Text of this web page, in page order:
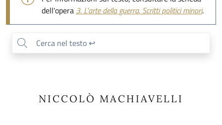
dell'opera 3. L’arte della guerra. Scritti politici minori.
/0
NICCOLÒ MACHIAVELLI